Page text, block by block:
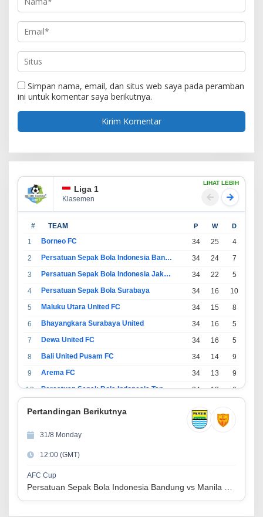
Simpan nama, email, dan situs web saya pada peramban
ini untuk komentar saya berikutnya.
Liga 1
Klasemen
LIHAT LEBIH
# TEAM P W D
1 Borneo FC 34 25 4
2
Persatuan Sepak Bola Indonesia Bandung 34 24 7
3
Persatuan Sepak Bola Indonesia Jakarta 34 22 5
4
Persatuan Sepak Bola Surabaya 34 16 10
5
Maluku Utara United FC 34 15 8
6
Bhayangkara Surabaya United 34 16 5
7
Dewa United FC 34 16 5
8
Bali United Pusam FC 34 14 9
9
Arema FC 34 13 9
10
Persatuan Sepak Bola Indonesia Tangerang 34 13 6
34 11
13
14
Madura United FC
15
Persatuan Sepakbola Makassar
16
Persis Solo 34 8 10
Pertandingan Berikutnya
31/8 Monday
12:00 (GMT)
AFC Cup